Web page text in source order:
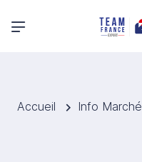
Menu principal
Accueil Info Marché